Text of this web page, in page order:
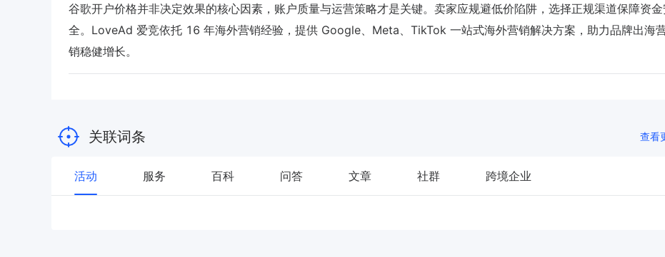
谷歌开户价格并非决定效果的核心因素，账户质量与运营策略才是关键。卖家应规避低价陷阱，选择正规渠道保障资
全。LoveAd 爱竞依托 16 年海外营销经验，提供 Google、Meta、TikTok 一站式海外营销解决方案，助力品牌出海
销稳健增长。
关联词条 查看
活动 服务 百科 问答 文章 社群 跨境企业